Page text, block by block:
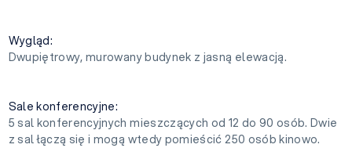
Wygląd:
Dwupiętrowy, murowany budynek z jasną elewacją.
Sale konferencyjne:
5 sal konferencyjnych mieszczących od 12 do 90 osób. Dwie
z sal łączą się i mogą wtedy pomieścić 250 osób kinowo.